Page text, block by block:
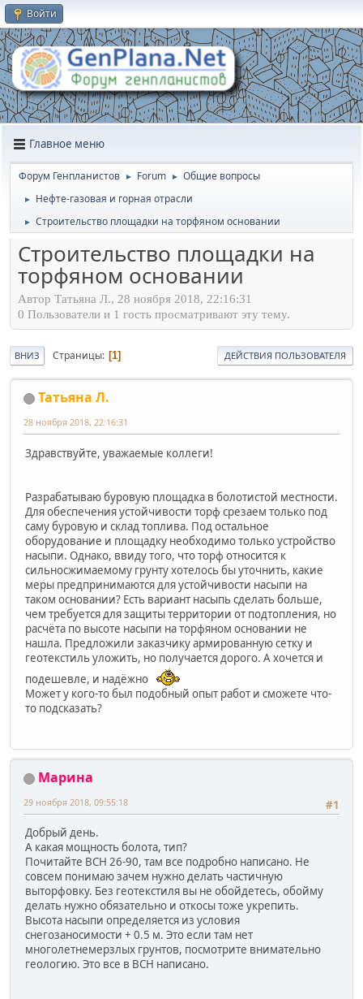
Войти
Главное меню
Форум Генпланистов ► Forum ► Общие вопросы
► Нефте-газовая и горная отрасли
► Строительство площадки на торфяном основании
Строительство площадки на
торфяном основании
Автор Татьяна Л., 28 ноября 2018, 22:16:31
0 Пользователи и 1 гость просматривают эту тему.
ВНИЗ Страницы 1 ДЕЙСТВИЯ ПОЛЬЗОВАТЕЛЯ
Татьяна Л.
28 ноября 2018, 22:16:31
Здравствуйте, уважаемые коллеги!
Разрабатываю буровую площадка в болотистой местности.
Для обеспечения устойчивости торф срезаем только под
саму буровую и склад топлива. Под остальное
оборудование и площадку необходимо только устройство
насыпи. Однако, ввиду того, что торф относится к
сильносжимаемому грунту хотелось бы уточнить, какие
меры предпринимаются для устойчивости насыпи на
таком основании? Есть вариант насыпь сделать больше,
чем требуется для защиты территории от подтопления, но
расчёта по высоте насыпи на торфяном основании не
нашла. Предложили заказчику армированную сетку и
геотекстиль уложить, но получается дорого. А хочется и
подешевле, и надёжно
Может у кого-то был подобный опыт работ и сможете что-
то подсказать?
Марина
#1
29 ноября 2018, 09:55:18
Добрый день.
А какая мощность болота, тип?
Почитайте ВСН 26-90, там все подробно написано. Не
совсем понимаю зачем нужно делать частичную
выторфовку. Без геотекстиля вы не обойдетесь, обойму
делать нужно обязательно и откосы тоже укрепить.
Высота насыпи определяется из условия
снегозаносимости + 0.5 м. Это если там нет
многолетнемерзлых грунтов, посмотрите внимательно
геологию. Это все в ВСН написано.